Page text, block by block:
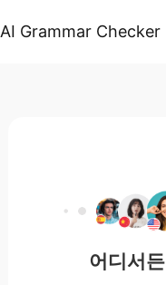
AI Grammar Checker
어디서